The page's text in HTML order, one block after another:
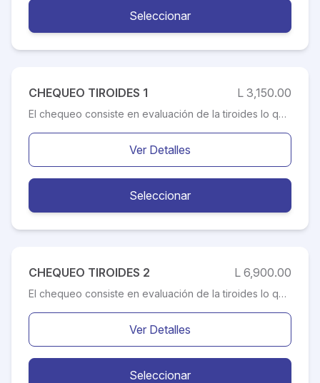
Seleccionar
CHEQUEO TIROIDES 1 L 3,150.00
El chequeo consiste en evaluación de la tiroides lo que hace producir la hormona tiroidea, que controla muchas de las actividades de tu cuerpo, incluso la velocidad en la que quemas calorías y cuán rápido late tu corazón, es por eso la importancia de realizar tus chequeos a tiempo. Este chequeo incluye un estudio de ultrasonido que aportará al Médico Especialista la información necesaria para el diagnostico oportuno.
Ver Detalles
Seleccionar
CHEQUEO TIROIDES 2 L 6,900.00
El chequeo consiste en evaluación de la tiroides lo que hace producir la hormona tiroidea, que controla muchas de las actividades de tu cuerpo, incluso la velocidad en la que quemas calorías y cuán rápido late tu corazón, es por eso la importancia de realizar tus chequeos a tiempo. Este chequeo incluye: un estudio Doppler de Ultrasonido de Tiroides, ideal para el diagnostico más oportuno.
Ver Detalles
Seleccionar